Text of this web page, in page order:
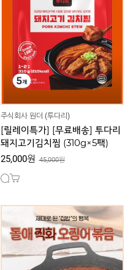
주식회사 원더 (투다리)
[릴레이특가] [무료배송] 투다리
돼지고기김치찜 (310g×5팩)
25,000원 45,000원